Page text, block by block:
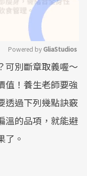
Mute
Powered by GliaStudios
可別斷章取義喔～
值！養生老師要強
透過下列幾點訣竅
溫的品項，就能避
了。